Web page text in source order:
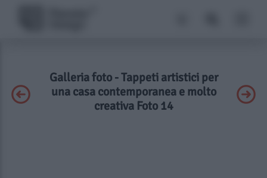
Galleria foto - Tappeti artistici per
una casa contemporanea e molto
creativa Foto 14